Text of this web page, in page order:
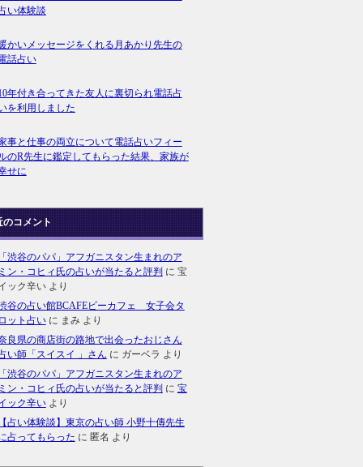
い体験談
かいメッセージをくれる月あかり先生の
話占い
年付き合ってきた友人に裏切られ電話占
を利用しました
事と仕事の両立について電話占いフィー
のR先生に鑑定してもらった結果、家族が
せに
のコメント
渋谷のパパ」アフガニスタン生まれのア
ン・コヒィ氏の占いが当たると評判 に 宝
ック辛いより
谷の占い館BCAFEビーカフェ 女子会タ
ット占いに まみより
良県の商店街の路地で出会ったおじさん
い師「スイスイ 」さん に ガーベラ より
渋谷のパパ」アフガニスタン生まれのア
ン・コヒィ氏の占いが当たると評判 に 宝
ック辛いより
占い体験談】東京の占い師 小野十傳先生
占ってもらった に 匿名 より